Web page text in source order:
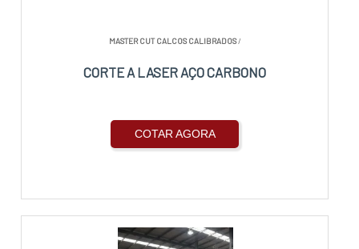
MASTER CUT CALCOS CALIBRADOS/
CORTE A LASER AÇO CARBONO
COTAR AGORA